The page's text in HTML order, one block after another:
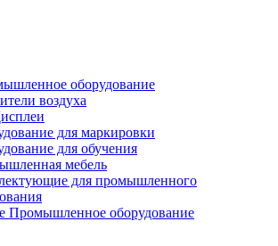
оборудование
воздуха
для маркировки
для обучения
мебель
для промышленного
Промышленное оборудование